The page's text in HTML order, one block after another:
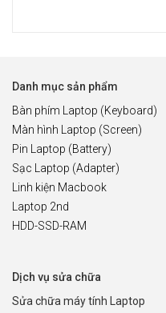
Danh mục sản phẩm
Bàn phím Laptop (Keyboard)
Màn hình Laptop (Screen)
Pin Laptop (Battery)
Sạc Laptop (Adapter)
Linh kiện Macbook
Laptop 2nd
HDD-SSD-RAM
Dịch vụ sửa chữa
Sửa chữa máy tính Laptop